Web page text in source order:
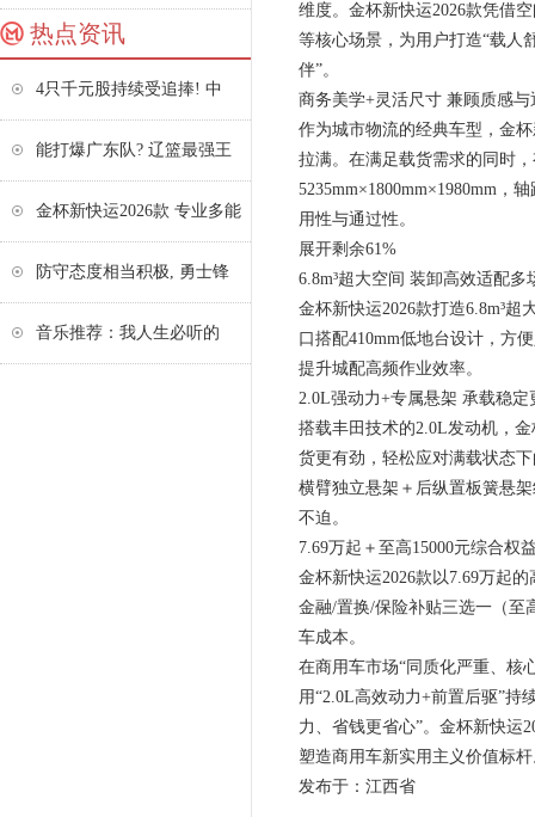
热点资讯
4只千元股持续受追捧! 中
能打爆广东队? 辽篮最强王
金杯新快运2026款 专业多能
防守态度相当积极, 勇士锋
音乐推荐：我人生必听的
维度。金杯新快运2026款凭借
等核心场景，为用户打造“载人
伴”。
商务美学+灵活尺寸 兼顾质感与
作为城市物流的经典车型，金
拉满。在满足载货需求的同时
5235mm×1800mm×1980mm，
用性与通过性。
展开剩余61%
6.8m³超大空间 装卸高效适配多
金杯新快运2026款打造6.8m³
口搭配410mm低地台设计，方
提升城配高频作业效率。
2.0L强动力+专属悬架 承载稳定
搭载丰田技术的2.0L发动机，
货更有劲，轻松应对满载状态
横臂独立悬架＋后纵置板簧悬
不迫。
7.69万起＋至高15000元综合权
金杯新快运2026款以7.69万起
金融/置换/保险补贴三选一（至
车成本。
在商用车市场“同质化严重、核
用“2.0L高效动力+前置后驱”持
力、省钱更省心”。金杯新快运
塑造商用车新实用主义价值标
发布于：江西省